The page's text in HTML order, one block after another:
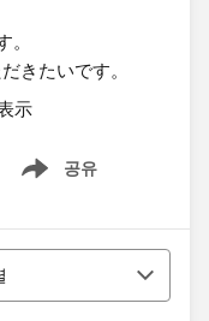
きたいです。
공유
Show menu